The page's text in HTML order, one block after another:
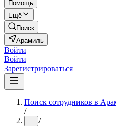
Помощь
Ещё
Поиск
Арамиль
Войти
Войти
Зарегистрироваться
Поиск сотрудников в
/
... /